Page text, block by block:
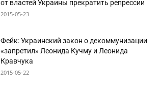
от властей Украины прекратить репрессии
2015-05-23
Фейк: Украинский закон о декоммунизации
«запретил» Леонида Кучму и Леонида
Кравчука
2015-05-22